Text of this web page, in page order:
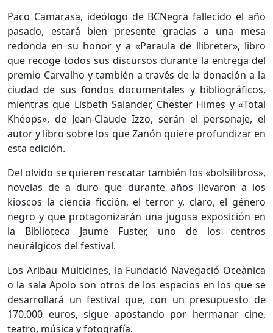
Paco Camarasa, ideólogo de BCNegra fallecido el año
pasado, estará bien presente gracias a una mesa
redonda en su honor y a «Paraula de llibreter», libro
que recoge todos sus discursos durante la entrega del
premio Carvalho y también a través de la donación a la
ciudad de sus fondos documentales y bibliográficos,
mientras que Lisbeth Salander, Chester Himes y «Total
Khéops», de Jean-Claude Izzo, serán el personaje, el
autor y libro sobre los que Zanón quiere profundizar en
esta edición.
Del olvido se quieren rescatar también los «bolsilibros»,
novelas de a duro que durante años llevaron a los
kioscos la ciencia ficción, el terror y, claro, el género
negro y que protagonizarán una jugosa exposición en
la Biblioteca Jaume Fuster, uno de los centros
neurálgicos del festival.
Los Aribau Multicines, la Fundació Navegació Oceànica
o la sala Apolo son otros de los espacios en los que se
desarrollará un festival que, con un presupuesto de
170.000 euros, sigue apostando por hermanar cine,
teatro, música y fotografía.